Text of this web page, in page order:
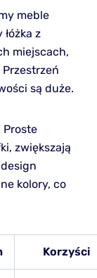
meble
z
miejscach,
są duże.
Proste
zwiększają
kolory, co
Korzyści